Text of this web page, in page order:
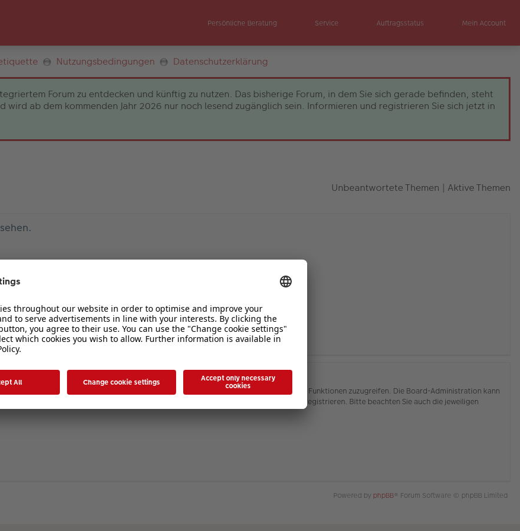
Persönliche Beratung Service Auftragsstatus Mein Account
Nutzungsbedingungen Datenschutzerklärung
Forum zu entdecken und künftig zu nutzen. Das bisherige Forum, in dem Sie sich gerade befinden, steht
ab dem kommenden Jahr 2026 nur noch lesend zugänglich sein. Informieren und registrieren Sie sich jetzt in
Unbeantwortete Themen | Aktive Themen
Registrierung ist in wenigen Augenblicken erledigt und ermöglicht es Ihnen, auf weitere Funktionen zuzugreifen. Die Board-Administration kann
bitte unsere Nutzungsbedingungen und die verwandten Regelungen, bevor Sie sich registrieren. Bitte beachten Sie auch die jeweiligen
Powered by phpBB® Forum Software © phpBB Limited